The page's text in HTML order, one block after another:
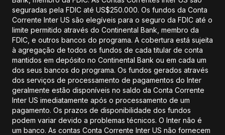
seguradas pela FDIC até US$250.000. Os fundos da Conta
Corrente Inter US são elegíveis para o seguro da FDIC até o
limite permitido através do Continental Bank, membro da
FDIC, e outros bancos do programa. A cobertura está sujeita
à agregação de todos os fundos de cada titular de conta
mantidos em depósito no Continental Bank ou em cada um
dos seus bancos do programa. Os fundos gerados através
dos serviços de processamento de pagamentos do Inter
geralmente estão disponíveis no saldo da Conta Corrente
Inter US imediatamente após o processamento de um
pagamento. Os prazos de disponibilidade dos fundos
podem variar devido a problemas técnicos. O Inter não é
um banco. As contas Conta Corrente Inter US não fornecem